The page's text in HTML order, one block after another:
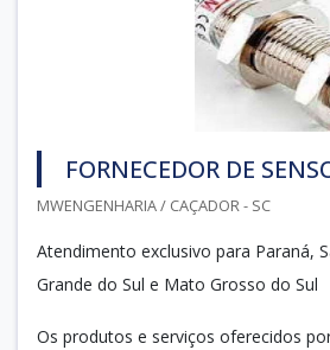
FORNECEDOR DE
MWENGENHARIA / CAÇADOR - SC
Atendimento exclusivo para Paraná,
Grande do Sul e Mato Grosso do Sul
Os produtos e serviços oferecidos